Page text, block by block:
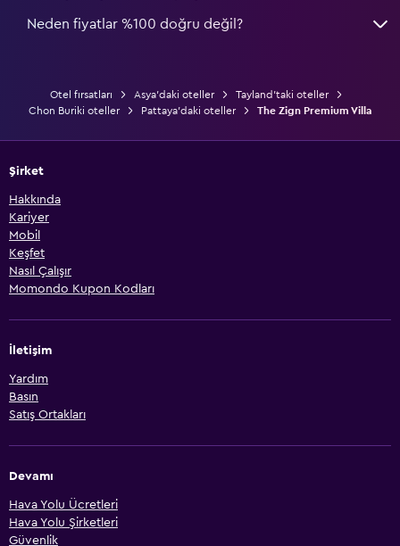
Neden fiyatlar %100 doğru değil?
Otel fırsatları Asya'daki oteller
Tayland'taki oteller
Chon Buriki oteller
Pattaya'daki oteller The Zign Premium Villa
Şirket
Hakkında
Kariyer
Mobil
Keşfet
Nasıl Çalışır
Momondo Kupon Kodları
İletişim
Yardım
Basın
Satış Ortakları
Devamı
Hava Yolu Ücretleri
Hava Yolu Şirketleri
Güvenlik